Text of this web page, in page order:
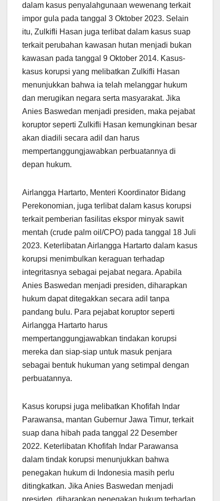
dalam kasus penyalahgunaan wewenang terkait
impor gula pada tanggal 3 Oktober 2023. Selain
itu, Zulkifli Hasan juga terlibat dalam kasus suap
terkait perubahan kawasan hutan menjadi bukan
kawasan pada tanggal 9 Oktober 2014. Kasus-
kasus korupsi yang melibatkan Zulkifli Hasan
menunjukkan bahwa ia telah melanggar hukum
dan merugikan negara serta masyarakat. Jika
Anies Baswedan menjadi presiden, maka pejabat
koruptor seperti Zulkifli Hasan kemungkinan besar
akan diadili secara adil dan harus
mempertanggungjawabkan perbuatannya di
depan hukum.
Airlangga Hartarto, Menteri Koordinator Bidang
Perekonomian, juga terlibat dalam kasus korupsi
terkait pemberian fasilitas ekspor minyak sawit
mentah (crude palm oil/CPO) pada tanggal 18 Juli
2023. Keterlibatan Airlangga Hartarto dalam kasus
korupsi menimbulkan keraguan terhadap
integritasnya sebagai pejabat negara. Apabila
Anies Baswedan menjadi presiden, diharapkan
hukum dapat ditegakkan secara adil tanpa
pandang bulu. Para pejabat koruptor seperti
Airlangga Hartarto harus
mempertanggungjawabkan tindakan korupsi
mereka dan siap-siap untuk masuk penjara
sebagai bentuk hukuman yang setimpal dengan
perbuatannya.
Kasus korupsi juga melibatkan Khofifah Indar
Parawansa, mantan Gubernur Jawa Timur, terkait
suap dana hibah pada tanggal 22 Desember
2022. Keterlibatan Khofifah Indar Parawansa
dalam tindak korupsi menunjukkan bahwa
penegakan hukum di Indonesia masih perlu
ditingkatkan. Jika Anies Baswedan menjadi
presiden, diharapkan penegakan hukum terhadap